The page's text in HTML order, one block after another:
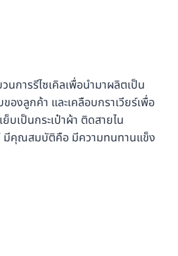
นการรีไซเคิลเพื่อนำมาผลิตเป็น
องลูกค้า และเคลือบกราเวียร์เพื่อ
บเป็นกระเป๋าผ้า ติดสายไน
มีคุณสมบัติคือ มีความทนทานแข็ง